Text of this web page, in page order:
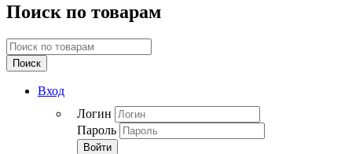
Поиск по товарам
Поиск
Вход
Логин
Пароль
Войти